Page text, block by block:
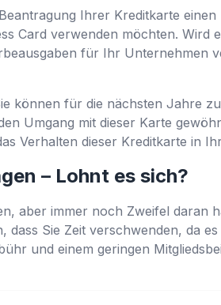
Ihrer Kreditkarte
Card verwenden möchten. Wird
für Ihr Unternehmen
können für die nächsten Jahre
Umgang mit dieser Karte
Verhalten dieser Kreditkarte in
– Lohnt es sich?
aber immer noch Zweifel daran
dass Sie Zeit verschwenden, da
und einem geringen